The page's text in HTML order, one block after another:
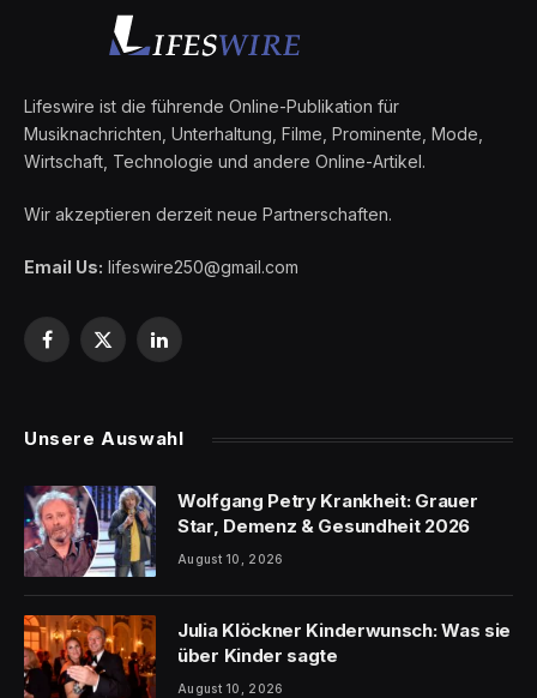
Lifeswire ist die führende Online-Publikation für
Musiknachrichten, Unterhaltung, Filme, Prominente, Mode,
Wirtschaft, Technologie und andere Online-Artikel.
Wir akzeptieren derzeit neue Partnerschaften.
Email Us: lifeswire250@gmail.com
Facebook
X
LinkedIn
Unsere Auswahl
Wolfgang Petry Krankheit: Grauer
Star, Demenz & Gesundheit 2026
August 10, 2026
Julia Klöckner Kinderwunsch: Was sie
über Kinder sagte
August 10, 2026